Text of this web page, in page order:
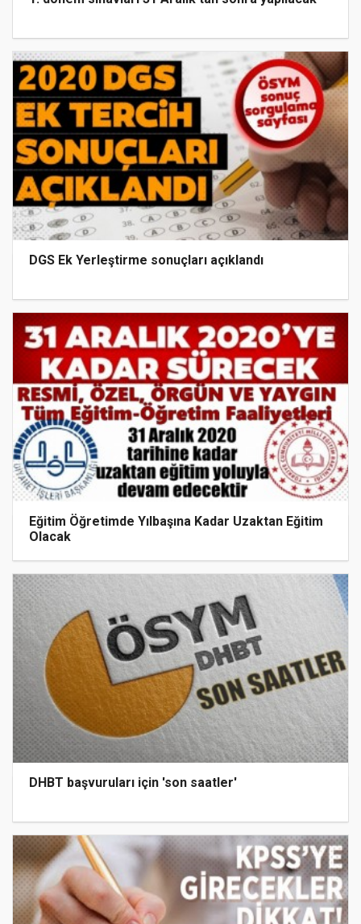
DGS Ek Yerleştirme sonuçları açıklandı
Eğitim Öğretimde Yılbaşına Kadar Uzaktan Eğitim
Olacak
DHBT başvuruları için 'son saatler'